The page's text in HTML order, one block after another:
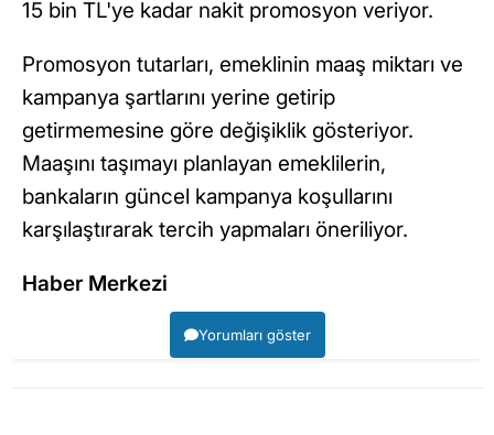
15 bin TL'ye kadar nakit promosyon veriyor.
Promosyon tutarları, emeklinin maaş miktarı ve
kampanya şartlarını yerine getirip
getirmemesine göre değişiklik gösteriyor.
Maaşını taşımayı planlayan emeklilerin,
bankaların güncel kampanya koşullarını
karşılaştırarak tercih yapmaları öneriliyor.
Haber Merkezi
Yorumları göster